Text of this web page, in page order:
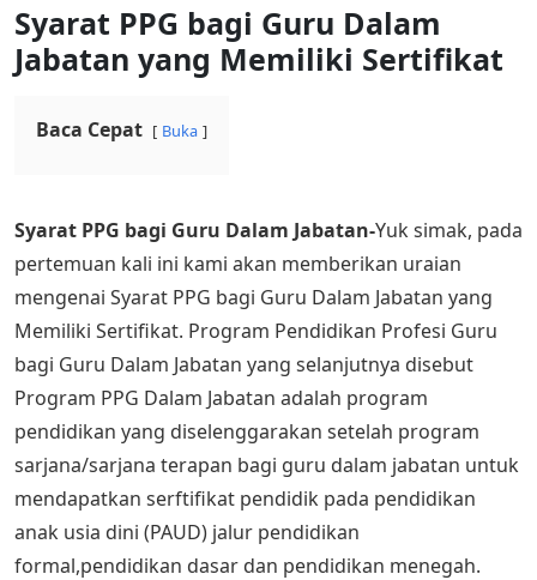
Syarat PPG bagi Guru Dalam
Jabatan yang Memiliki Sertifikat
Baca Cepat Buka
Syarat PPG bagi Guru Dalam Jabatan-Yuk simak, pada
pertemuan kali ini kami akan memberikan uraian
mengenai Syarat PPG bagi Guru Dalam Jabatan yang
Memiliki Sertifikat. Program Pendidikan Profesi Guru
bagi Guru Dalam Jabatan yang selanjutnya disebut
Program PPG Dalam Jabatan adalah program
pendidikan yang diselenggarakan setelah program
sarjana/sarjana terapan bagi guru dalam jabatan untuk
mendapatkan serftifikat pendidik pada pendidikan
anak usia dini (PAUD) jalur pendidikan
formal,pendidikan dasar dan pendidikan menegah.